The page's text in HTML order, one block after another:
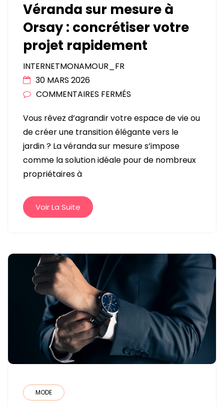
Véranda sur mesure à
Orsay : concrétiser votre
projet rapidement
INTERNETMONAMOUR_FR
30 MARS 2026
COMMENTAIRES FERMÉS
SUR
MESURE
À
ORSAY
Vous rêvez d’agrandir votre espace de vie ou
de créer une transition élégante vers le
jardin ? La véranda sur mesure s’impose
comme la solution idéale pour de nombreux
propriétaires à
Voir La Suite
MODE